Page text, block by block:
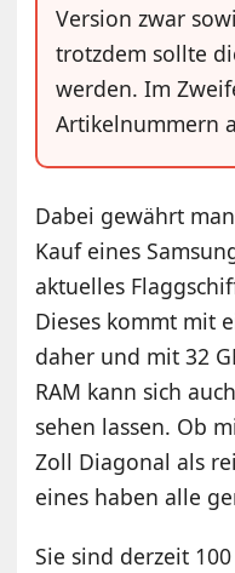
Version zwar
trotzdem sollte
werden. Im
Artikelnummern
Dabei gewährt
Kauf eines
aktuelles
Dieses kommt mit
daher und mit 32
RAM kann sich
sehen lassen. Ob
Zoll Diagonal als
eines haben alle
Sie sind derzeit